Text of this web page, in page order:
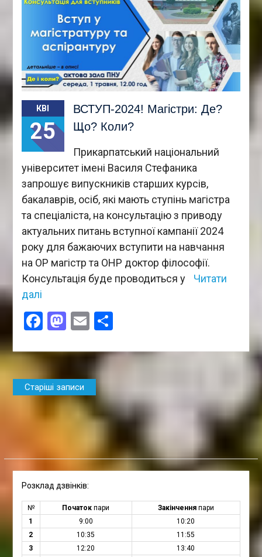
КВІ
25
ВСТУП-2024! Магістри: Де?
Що? Коли?
Прикарпатський національний
університет імені Василя Стефаника
запрошує випускників старших курсів,
бакалаврів, осіб, які мають ступінь магістра
та спеціаліста, на консультацію з приводу
актуальних питань вступної кампанії 2024
року для бажаючих вступити на навчання
на ОР магістр та ОНР доктор філософії.
Консультація буде проводиться у
Читати
далі
Facebook
Mastodon
EmailПоділитися
Навігація
за
записами
Старіші записи
Розклад дзвінків:
№ Початок пари Закінченняпари
1
9:00
10:20
2
10:35
11:55
3
12:20
13:40